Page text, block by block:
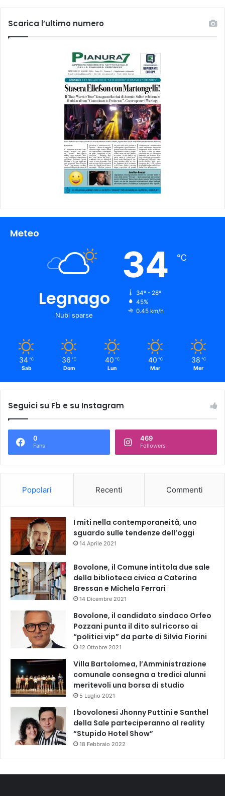
Scarica l’ultimo numero
Meteo
Legnago
Nubi sparse
34 ℃
34º - 28º
45%
0.45 km/h
34 ℃
Sab
36 ℃
Dom
40 ℃
Lun
40 ℃
Mar
38 ℃
Mer
Seguici su Fb e su Instagram
0
Fans
469
Followers
Popolari Recenti Commenti
I miti nella contemporaneità, uno
sguardo sulle tendenze dell’oggi
14 Aprile 2021
Bovolone, il Comune intitola due sale
della biblioteca civica a Caterina
Bressan e Michela Ferrari
14 Dicembre 2021
Bovolone, il candidato sindaco Orfeo
Pozzani punta il dito sul ricorso ai
“politici vip” da parte di Silvia Fiorini
12 Ottobre 2021
Villa Bartolomea, l’Amministrazione
comunale consegna a tredici alunni
meritevoli una borsa di studio
5 Luglio 2021
I bovolonesi Jhonny Puttini e Santhel
della Sale parteciperanno al reality
“Stupido Hotel Show”
18 Febbraio 2022